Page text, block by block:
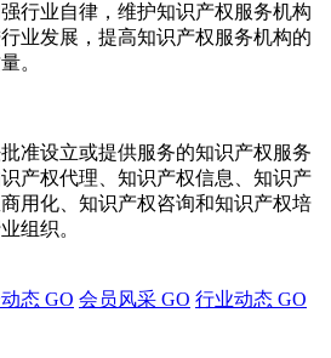
行业自律，维护知识产权服务机构
业发展，提高知识产权服务机构的
。
准设立或提供服务的知识产权服务
产权代理、知识产权信息、知识产
用化、知识产权咨询和知识产权培
组织。
态 GO 会员风采 GO 行业动态 GO